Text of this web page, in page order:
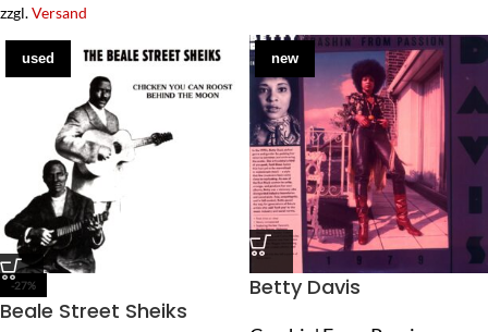
zzgl.Versand
used
-27%
Beale Street Sheiks
new
Betty Davis